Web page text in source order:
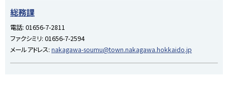
プ
に
戻
総務課
電話: 01656-7-2811
ファクシミリ: 01656-7-2594
メールアドレス: nakagawa-soumu@town.nakagawa.hokkaido.jp